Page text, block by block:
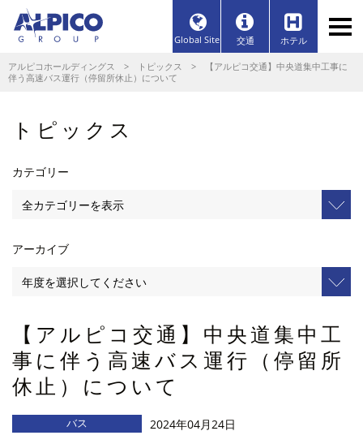
Global Site 交通 ホテル
アルピコホールディングス > トピックス > 【アルピコ交通】中央道集中工事に
伴う高速バス運行（停留所休止）について
トピックス
カテゴリー
アーカイブ
【アルピコ交通】中央道集中工
事に伴う高速バス運行（停留所
休止）について
バス 2024年04月24日